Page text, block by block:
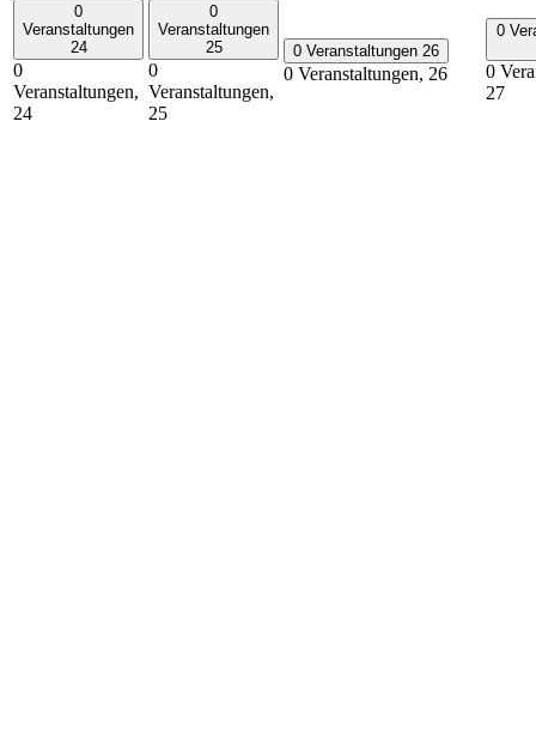
0
Veranstaltungen
24
0
Veranstaltungen,
24
0
Veranstaltungen
25
0
Veranstaltungen,
25
0 Veranstaltungen 26
0 Veranstaltungen, 26
0
0
27